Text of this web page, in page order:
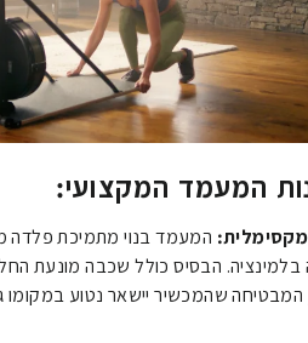
המעמד המקצועי:
מקסימלית: המעמד בנוי מתמיכת פלדה
שהמכשיר יישאר נטוע במקומו